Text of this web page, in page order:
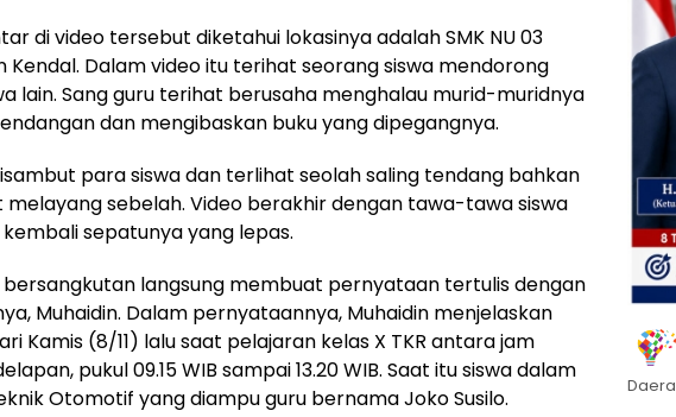
di video tersebut diketahui lokasinya adalah SMK NU 03
Kendal. Dalam video itu terihat seorang siswa mendorong
lain. Sang guru terihat berusaha menghalau murid-muridnya
dan mengibaskan buku yang dipegangnya.
para siswa dan terlihat seolah saling tendang bahkan
sebelah. Video berakhir dengan tawa-tawa siswa
sepatunya yang lepas.
bersangkutan langsung membuat pernyataan tertulis dengan
Muhaidin. Dalam pernyataannya, Muhaidin menjelaskan
Kamis (8/11) lalu saat pelajaran kelas X TKR antara jam
pukul 09.15 WIB sampai 13.20 WIB. Saat itu siswa dalam
Otomotif yang diampu guru bernama Joko Susilo.